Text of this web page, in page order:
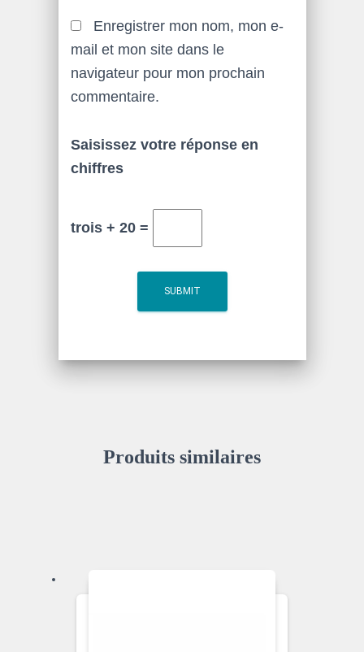
Enregistrer mon nom, mon e-
mail et mon site dans le
navigateur pour mon prochain
commentaire.
Saisissez votre réponse en
chiffres
trois + 20 =
Produits similaires